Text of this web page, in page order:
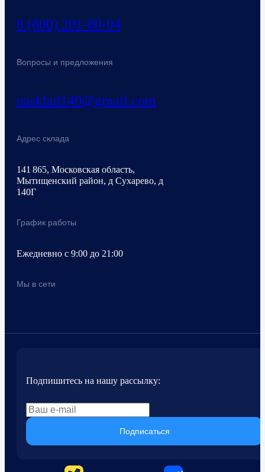
8 (800) 201-80-04
Вопросы и предложения
nasklad140@gmail.com
Адрес склада
141 865, Московская область,
Мытищенский район, д Сухарево, д
140Г
График работы
Ежедневно с 9:00 до 21:00
Мы в сети
Подпишитесь на нашу рассылку:
Подписаться